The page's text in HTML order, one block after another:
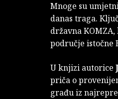
Mnoge su
danas traga.
državna
područje istočne
U knjizi autorice
priča o
građu iz